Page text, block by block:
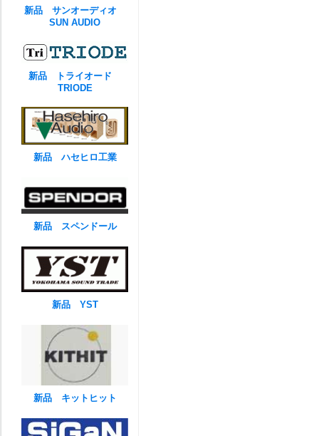
新品 サンオーディオ
SUN AUDIO
新品 トライオード
TRIODE
新品 ハセヒロ工業
新品 スペンドール
新品 YST
新品 キットヒット